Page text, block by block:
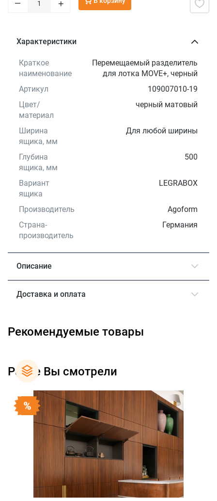
– +
Характеристики
Краткое
наименование
Перемещаемый разделитель
для лотка MOVE+, черный
Артикул
109007010-19
Цвет/
материал
черный матовый
Ширина
ящика, мм
Для любой ширины
Глубина
ящика, мм
500
Вариант
ящика
LEGRABOX
Производитель
Agoform
Страна-
производитель
Германия
Описание
Доставка и оплата
Рекомендуемые товары
Ранее Вы смотрели